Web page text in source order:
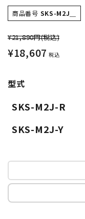
商品番号 SKS-M2J＿
¥21,890円(税込)
¥18,607 税込
型式
SKS-M2J-R
SKS-M2J-Y